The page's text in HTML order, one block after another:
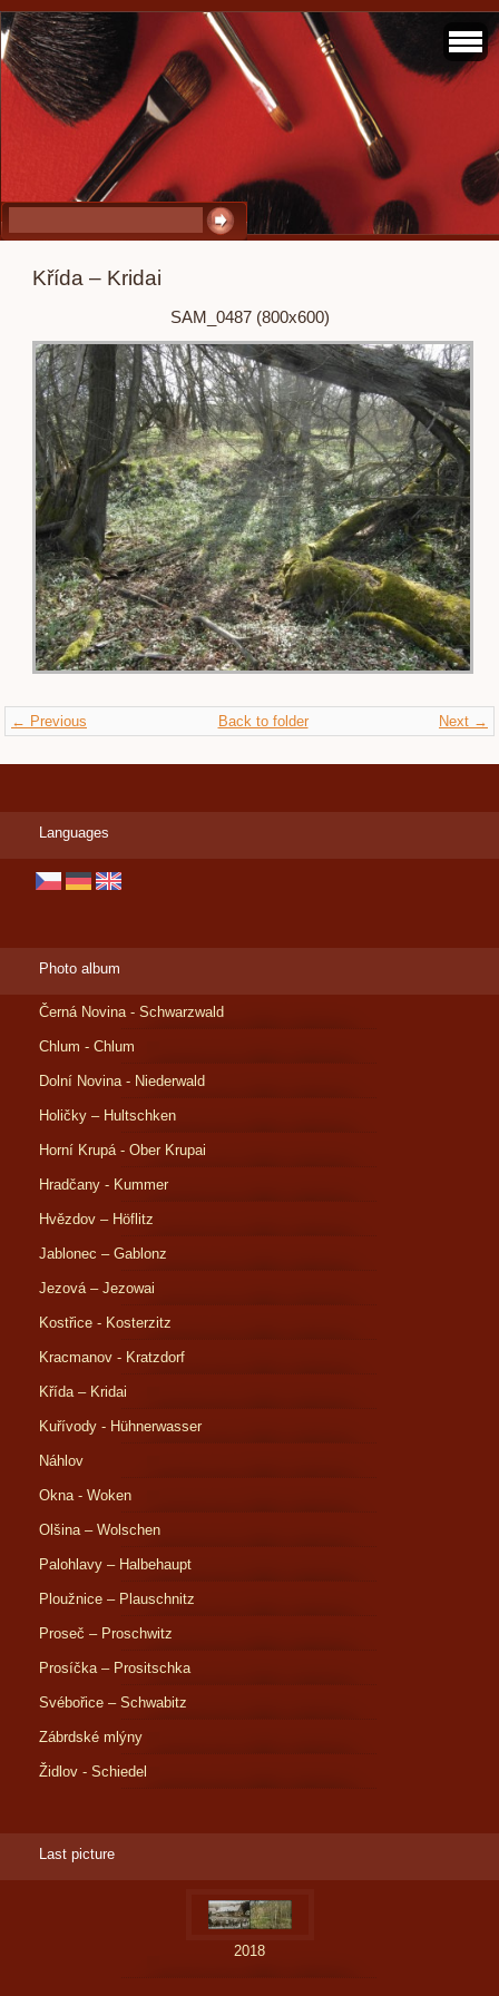
Křída – Kridai
SAM_0487 (800x600)
← Previous Next →
Back to folder
Languages
Photo album
Černá Novina - Schwarzwald
Chlum - Chlum
Dolní Novina - Niederwald
Holičky – Hultschken
Horní Krupá - Ober Krupai
Hradčany - Kummer
Hvězdov – Höflitz
Jablonec – Gablonz
Jezová – Jezowai
Kostřice - Kosterzitz
Kracmanov - Kratzdorf
Křída – Kridai
Kuřívody - Hühnerwasser
Náhlov
Okna - Woken
Olšina – Wolschen
Palohlavy – Halbehaupt
Ploužnice – Plauschnitz
Proseč – Proschwitz
Prosíčka – Prositschka
Svébořice – Schwabitz
Zábrdské mlýny
Židlov - Schiedel
Last picture
2018